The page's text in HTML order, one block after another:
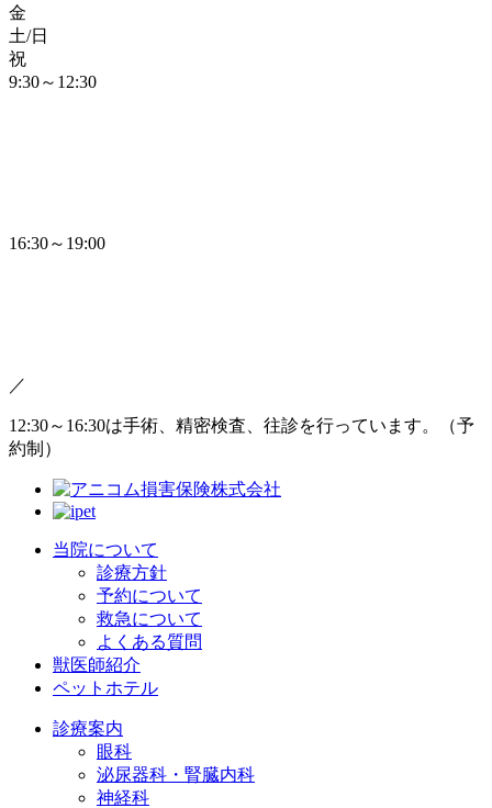
金
土/日
祝
9:30～12:30
16:30～19:00
／
12:30～16:30は手術、精密検査、往診を行っています。（予
約制）
当院について
診療方針
予約について
救急について
よくある質問
獣医師紹介
ペットホテル
診療案内
眼科
泌尿器科・腎臓内科
神経科